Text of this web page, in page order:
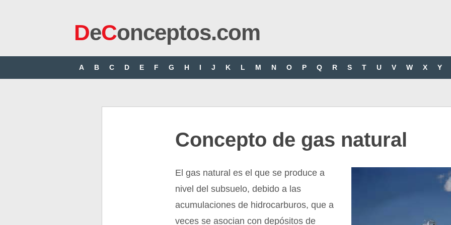
DeConceptos.com
A B C D E F G H I J K L M N O P Q R S T U V W X Y
Concepto de gas natural
El gas natural es el que se produce a
nivel del subsuelo, debido a las
acumulaciones de hidrocarburos, que a
veces se asocian con depósitos de